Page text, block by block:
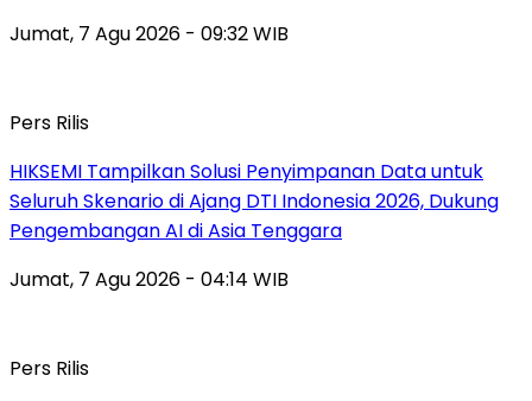
Jumat, 7 Agu 2026 - 09:32 WIB
Pers Rilis
HIKSEMI Tampilkan Solusi Penyimpanan Data untuk
Seluruh Skenario di Ajang DTI Indonesia 2026, Dukung
Pengembangan AI di Asia Tenggara
Jumat, 7 Agu 2026 - 04:14 WIB
Pers Rilis